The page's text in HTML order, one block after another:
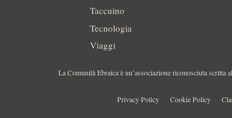
Taccuino
Tecnologia
Viaggi
La Comunità Ebraica è un’associazione riconosciuta
Privacy Policy Cookie Policy